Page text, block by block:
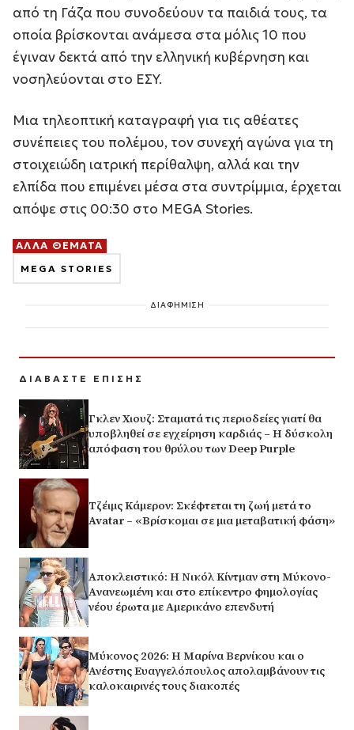
από τη Γάζα που συνοδεύουν τα παιδιά τους, τα
οποία βρίσκονται ανάμεσα στα μόλις 10 που
έγιναν δεκτά από την ελληνική κυβέρνηση και
νοσηλεύονται στο ΕΣΥ.
Μια τηλεοπτική καταγραφή για τις αθέατες
συνέπειες του πολέμου, τον συνεχή αγώνα για τη
στοιχειώδη ιατρική περίθαλψη, αλλά και την
ελπίδα που επιμένει μέσα στα συντρίμμια, έρχεται
απόψε στις 00:30 στο MEGA Stories.
ΑΛΛΑ ΘΕΜΑΤΑ
MEGA STORIES
ΔΙΑΦΗΜΙΣΗ
ΔΙΑΒΑΣΤΕ ΕΠΙΣΗΣ
Γκλεν Χιουζ: Σταματά τις περιοδείες γιατί θα
υποβληθεί σε εγχείρηση καρδιάς – Η δύσκολη
απόφαση του θρύλου των Deep Purple
Τζέιμς Κάμερον: Σκέφτεται τη ζωή μετά το
Avatar – «Βρίσκομαι σε μια μεταβατική φάση»
Αποκλειστικό: Η Νικόλ Κίντμαν στη Μύκονο-
Aνανεωμένη και στο επίκεντρο φημολογίας
νέου έρωτα με Αμερικάνο επενδυτή
Μύκονος 2026: Η Μαρίνα Βερνίκου και ο
Ανέστης Ευαγγελόπουλος απολαμβάνουν τις
καλοκαιρινές τους διακοπές